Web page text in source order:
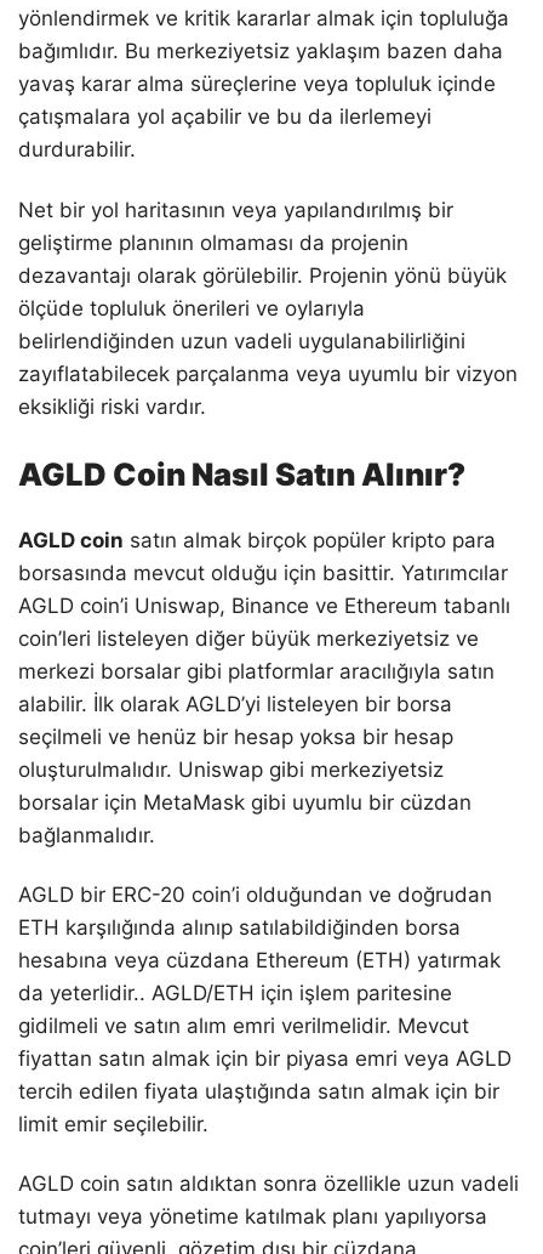
yönlendirmek ve kritik kararlar almak için topluluğa
bağımlıdır. Bu merkeziyetsiz yaklaşım bazen daha
yavaş karar alma süreçlerine veya topluluk içinde
çatışmalara yol açabilir ve bu da ilerlemeyi
durdurabilir.
Net bir yol haritasının veya yapılandırılmış bir
geliştirme planının olmaması da projenin
dezavantajı olarak görülebilir. Projenin yönü büyük
ölçüde topluluk önerileri ve oylarıyla
belirlendiğinden uzun vadeli uygulanabilirliğini
zayıflatabilecek parçalanma veya uyumlu bir vizyon
eksikliği riski vardır.
AGLD Coin Nasıl Satın Alınır?
AGLD coin satın almak birçok popüler kripto para
borsasında mevcut olduğu için basittir. Yatırımcılar
AGLD coin’i Uniswap, Binance ve Ethereum tabanlı
coin’leri listeleyen diğer büyük merkeziyetsiz ve
merkezi borsalar gibi platformlar aracılığıyla satın
alabilir. İlk olarak AGLD’yi listeleyen bir borsa
seçilmeli ve henüz bir hesap yoksa bir hesap
oluşturulmalıdır. Uniswap gibi merkeziyetsiz
borsalar için MetaMask gibi uyumlu bir cüzdan
bağlanmalıdır.
AGLD bir ERC-20 coin’i olduğundan ve doğrudan
ETH karşılığında alınıp satılabildiğinden borsa
hesabına veya cüzdana Ethereum (ETH) yatırmak
da yeterlidir.. AGLD/ETH için işlem paritesine
gidilmeli ve satın alım emri verilmelidir. Mevcut
fiyattan satın almak için bir piyasa emri veya AGLD
tercih edilen fiyata ulaştığında satın almak için bir
limit emir seçilebilir.
AGLD coin satın aldıktan sonra özellikle uzun vadeli
tutmayı veya yönetime katılmak planı yapılıyorsa
coin’leri güvenli, gözetim dışı bir cüzdana